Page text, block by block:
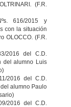
(F.R.
616/2015 y
con la situación
OLOCCO. (F.R.
2016 del C.D.
del alumno Luis
2016 del C.D.
alumno Paulo
2016 del C.D.